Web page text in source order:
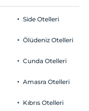
Side Otelleri
Ölüdeniz Otelleri
Cunda Otelleri
Amasra Otelleri
Kıbrıs Otelleri